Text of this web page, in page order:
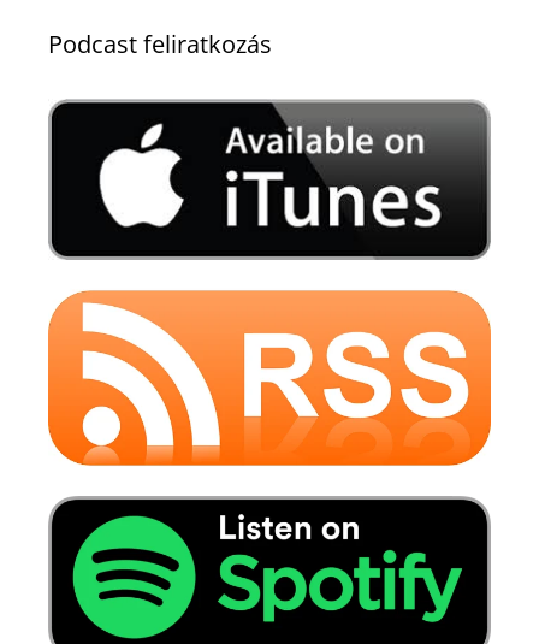
Podcast feliratkozás